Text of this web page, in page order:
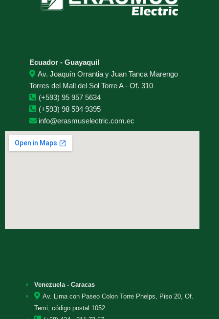
Ecuador - Guayaquil
Av. Joaquín Orrantia y Juan Tanca Marengo
Torres del Mall del Sol Torre A - Of. 310
(+593) 95 957 5634
(+593) 98 594 9395
info@erasmuselectric.com.ec
Venezuela - Caracas
Av. Lima con Paseo Colon Torre Phelps, Piso 20, Of.
Temi, código postal 1052.